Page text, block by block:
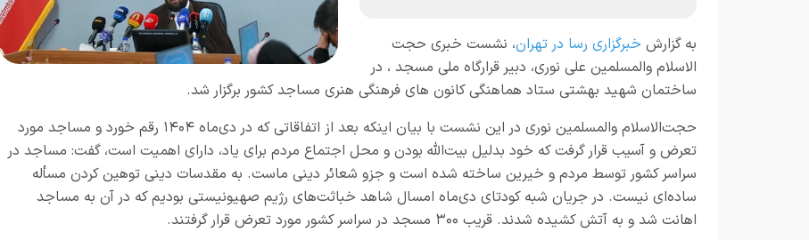
به گزارش خبرگزاری رسا در تهران، نشست خبری حجت
الاسلام والمسلمین علی نوری، دبیر قرارگاه ملی مسجد ، در
ساختمان شهید بهشتی ستاد هماهنگی کانون های فرهنگی هنری مساجد کشور برگزار شد.
حجت‌الاسلام والمسلمین نوری در این نشست با بیان اینکه بعد از اتفاقاتی که در دی‌ماه ۱۴۰۴ رقم خورد و مساجد مورد
تعرض و آسیب قرار گرفت که خود بدلیل بیت‌الله بودن و محل اجتماع مردم برای یاد، دارای اهمیت است، گفت: مساجد در
سراسر کشور توسط مردم و خیرین ساخته شده است و جزو شعائر دینی ماست. به مقدسات دینی توهین کردن مسأله
ساده‌ای نیست. در جریان شبه کودتای دی‌ماه امسال شاهد خباثت‌های رژیم صهیونیستی بودیم که در آن به مساجد
اهانت شد و به آتش کشیده شدند. قریب ۳۰۰ مسجد در سراسر کشور مورد تعرض قرار گرفتند.